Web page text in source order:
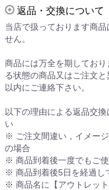
返品・交換について
当店で扱っております商
せん。
商品には万全を期してお
る状態の商品又はご注文
以内にご連絡下さい。
以下の理由による返品交
い
※ ご注文間違い，イメー
の場合
※ 商品到着後一度でもご
※ 商品到着後5日を経過し
※ 商品名に【アウトレッ